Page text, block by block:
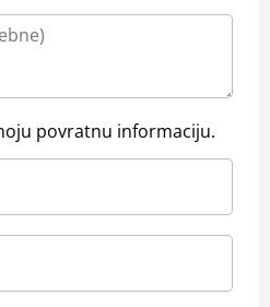
povratnu informaciju.